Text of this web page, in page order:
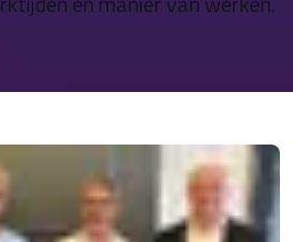
Contact